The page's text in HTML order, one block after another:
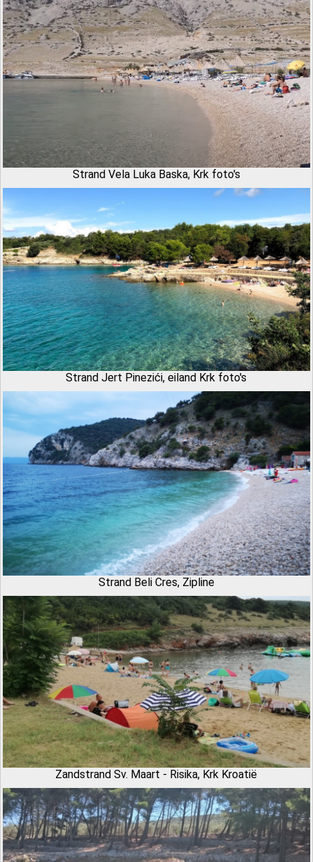
Strand Vela Luka Baska, Krk foto's
Strand Jert Pinezići, eiland Krk foto's
Strand Beli Cres, Zipline
Zandstrand Sv. Maart - Risika, Krk Kroatië